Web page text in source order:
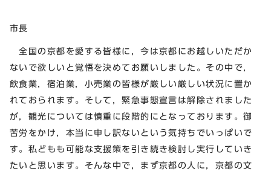
市長
全国の京都を愛する皆様に，今は京都にお越しいただか
ないで欲しいと覚悟を決めてお願いしました。その中で，
飲食業，宿泊業，小売業の皆様が厳しい厳しい状況に置か
れておられます。そして，緊急事態宣言は解除されました
が，観光については慎重に段階的にとなっております。御
苦労をかけ，本当に申し訳ないという気持ちでいっぱいで
す。私どもも可能な支援策を引き続き検討し実行していき
たいと思います。そんな中で，まず京都の人に，京都の文